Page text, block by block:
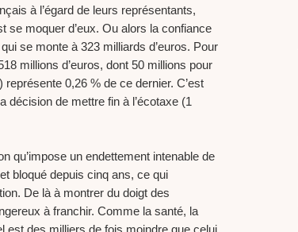
à l’égard de leurs représentants,
se moquer d’eux. Ou alors la confiance
se monte à 323 milliards d’euros. Pour
millions d’euros, dont 50 millions pour
0,26 % de ce dernier. C’est
décision de mettre fin à l’écotaxe (1
qu’impose un endettement intenable de
bloqué depuis cinq ans, ce qui
De là à montrer du doigt des
à franchir. Comme la santé, la